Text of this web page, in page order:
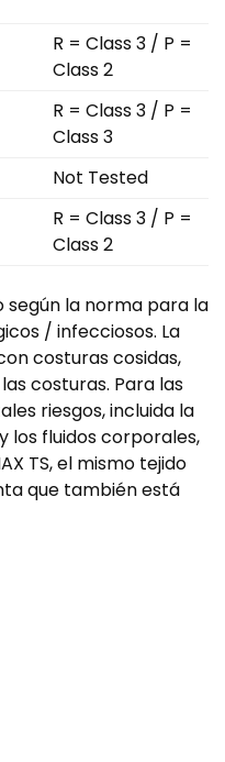
R = Class 3 / P =
Class 2
R = Class 3 / P =
Class 3
Not Tested
R = Class 3 / P =
Class 2
según la norma para la
/ infecciosos. La
costuras cosidas,
costuras. Para las
riesgos, incluida la
los fluidos corporales,
TS, el mismo tejido
que también está